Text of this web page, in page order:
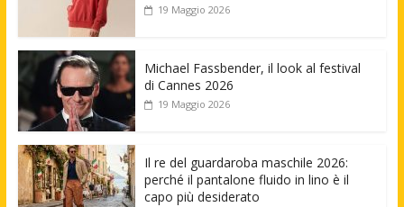
19 Maggio 2026
Michael Fassbender, il look al festival
di Cannes 2026
19 Maggio 2026
Il re del guardaroba maschile 2026:
perché il pantalone fluido in lino è il
capo più desiderato